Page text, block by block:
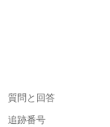
質問と回答
追跡番号